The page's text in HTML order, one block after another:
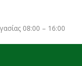
08:00 – 16:00